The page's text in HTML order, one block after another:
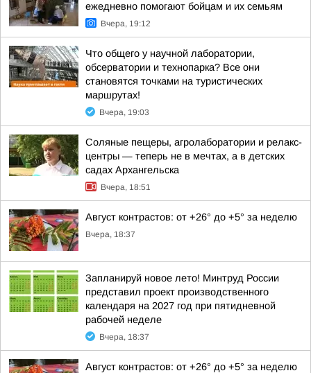
ежедневно помогают бойцам и их семьям
Вчера, 19:12
Что общего у научной лаборатории,
обсерватории и технопарка? Все они
становятся точками на туристических
маршрутах!
Вчера, 19:03
Соляные пещеры, агролаборатории и релакс-
центры — теперь не в мечтах, а в детских
садах Архангельска
Вчера, 18:51
Август контрастов: от +26° до +5° за неделю
Вчера, 18:37
Запланируй новое лето! Минтруд России
представил проект производственного
календаря на 2027 год при пятидневной
рабочей неделе
Вчера, 18:37
Август контрастов: от +26° до +5° за неделю